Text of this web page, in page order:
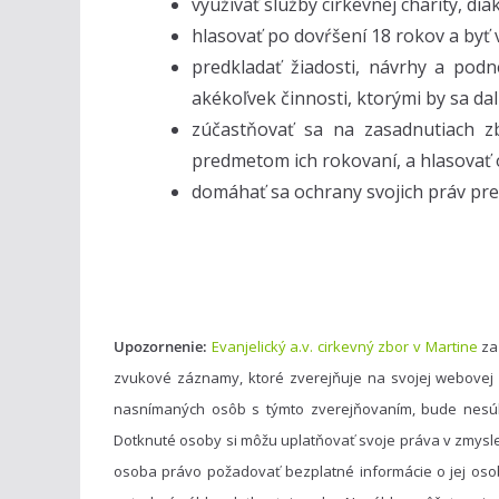
hlasovať po dovŕšení 18 rokov a byť
predkladať žiadosti, návrhy a
akékoľvek činnosti, ktorými by sa
zúčastňovať sa na zasadnutiach
predmetom ich rokovaní, a hlasovať
domáhať sa ochrany svojich práv
Upozornenie: Evanjelický a.v. cirkevný zbor v Martine
zvukové záznamy, ktoré zverejňuje na svojej
nasnímaných osôb s týmto zverejňovaním, bude
Dotknuté osoby si môžu uplatňovať svoje práva v
osoba právo požadovať bezplatné informácie o jej